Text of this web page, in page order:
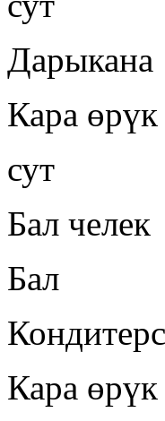
Дарыкана
Кара
сут
Бал челек
Бал
Кара